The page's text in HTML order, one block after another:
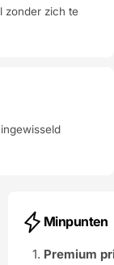
zonder zich te
Minpunten
Premium